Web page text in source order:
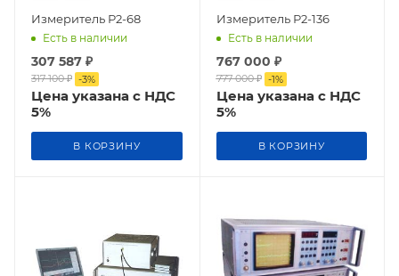
Измеритель Р2-68
Есть в наличии
307 587 ₽
317 100₽ -3%
Цена указана с НДС
5%
В КОРЗИНУ
Измеритель Р2-136
Есть в наличии
767 000 ₽
777 000₽ -1%
Цена указана с НДС
5%
В КОРЗИНУ